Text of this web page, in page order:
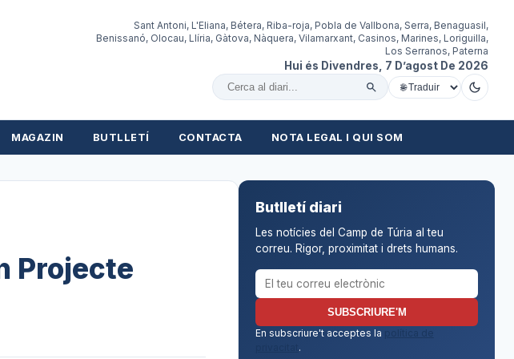
Sant Antoni, L'Eliana, Bétera, Riba-roja, Pobla de Vallbona, Serra, Benaguasil,
Benissanó, Olocau, Llíria, Gàtova, Nàquera, Vilamarxant, Casinos, Marines, Loriguilla,
Los Serranos, Paterna
Hui és Divendres, 7 D’agost De 2026
Cercar al diari
MAGAZIN BUTLLETÍ CONTACTA NOTA LEGAL I QUI SOM
Projecte
Butlletí diari
Les notícies del Camp de Túria al teu
correu. Rigor, proximitat i drets humans.
Correu electrònic per al butlletí
SUBSCRIURE'M
En subscriure't acceptes la
política de
.